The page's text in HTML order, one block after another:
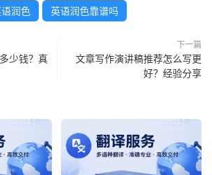
润色 英语润色靠谱吗
少钱？真
下一篇
文章写作演讲稿推荐怎么写更
好？经验分享